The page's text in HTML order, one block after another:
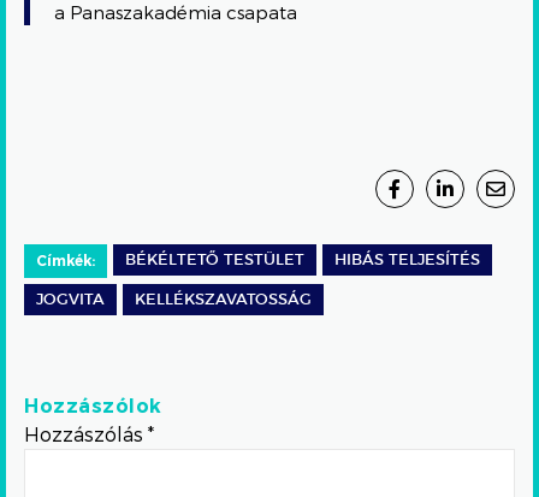
a Panaszakadémia csapata
Címkék: BÉKÉLTETŐ TESTÜLET HIBÁS TELJESÍTÉS
JOGVITA KELLÉKSZAVATOSSÁG
Hozzászólok
Hozzászólás *